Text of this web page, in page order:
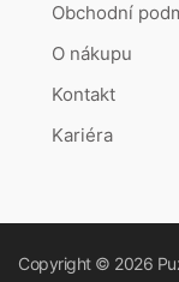
Obchodní
O nákupu
Kontakt
Kariéra
Copyright © 2026